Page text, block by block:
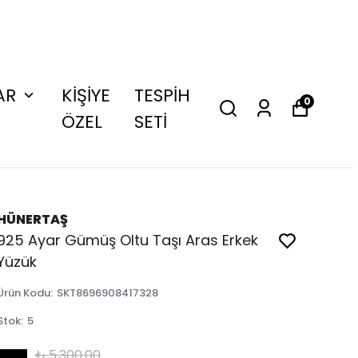
KİŞİYE
ÖZEL
TESPİH
SETİ
0
Ayar Gümüş Oltu Taşı Aras Erkek
Kodu: SKT8696908417328
: 5